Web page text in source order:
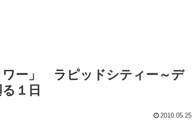
ワー」 ラピッドシティー～デ
１日
2010.05.25